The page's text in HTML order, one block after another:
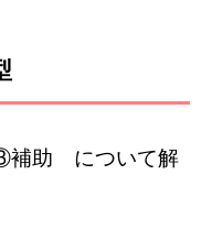
補助 について解